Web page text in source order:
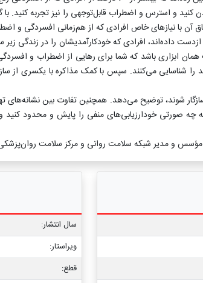
کنید و استرس و اضطراب قابل‌توجهی را نیز تجربه
آن با نیازهای خاص افرادی که از هم‌زمانی افسردگی و
‌داده‌اند، افرادی که خودکارآمدیشان را در زندگی
ابزاری باشد که شما برای رهایی از اضطراب و
شناسایی می‌کنند. سپس با کمک مذاکره با یکسری از
شوند، توضیح می‌دهد. همچنین تفاوت بین
خودارزیابی‌های منفی را پایش و محدود کنید و
سال انتشار:
ویراستار:
قطع: